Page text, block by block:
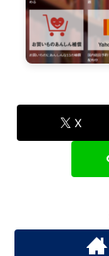
X